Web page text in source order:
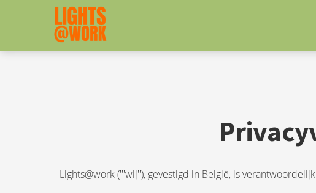
Lights@work ('''wij''), gevestigd in België, is